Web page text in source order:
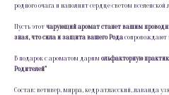
родного очага и наполнит сердце светом вселенской
Пусть этотчарующий аромат станет вашим
зная, что сила и защита вашего Родасопровождают
В подарок с ароматом дарим ольфакторную
Родителей"
Состав: ветивер, мирра, кедр атласский, лаванда